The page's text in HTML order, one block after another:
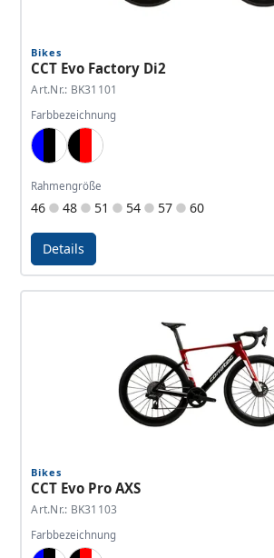
Bikes
CCT Evo Factory Di2
Art.Nr.: BK31101
Farbbezeichnung
Blue, Black, White
Black, Red, White
Rahmengröße
46 48 51 54 57 60
Details
Bikes
CCT Evo Pro AXS
Art.Nr.: BK31103
Farbbezeichnung